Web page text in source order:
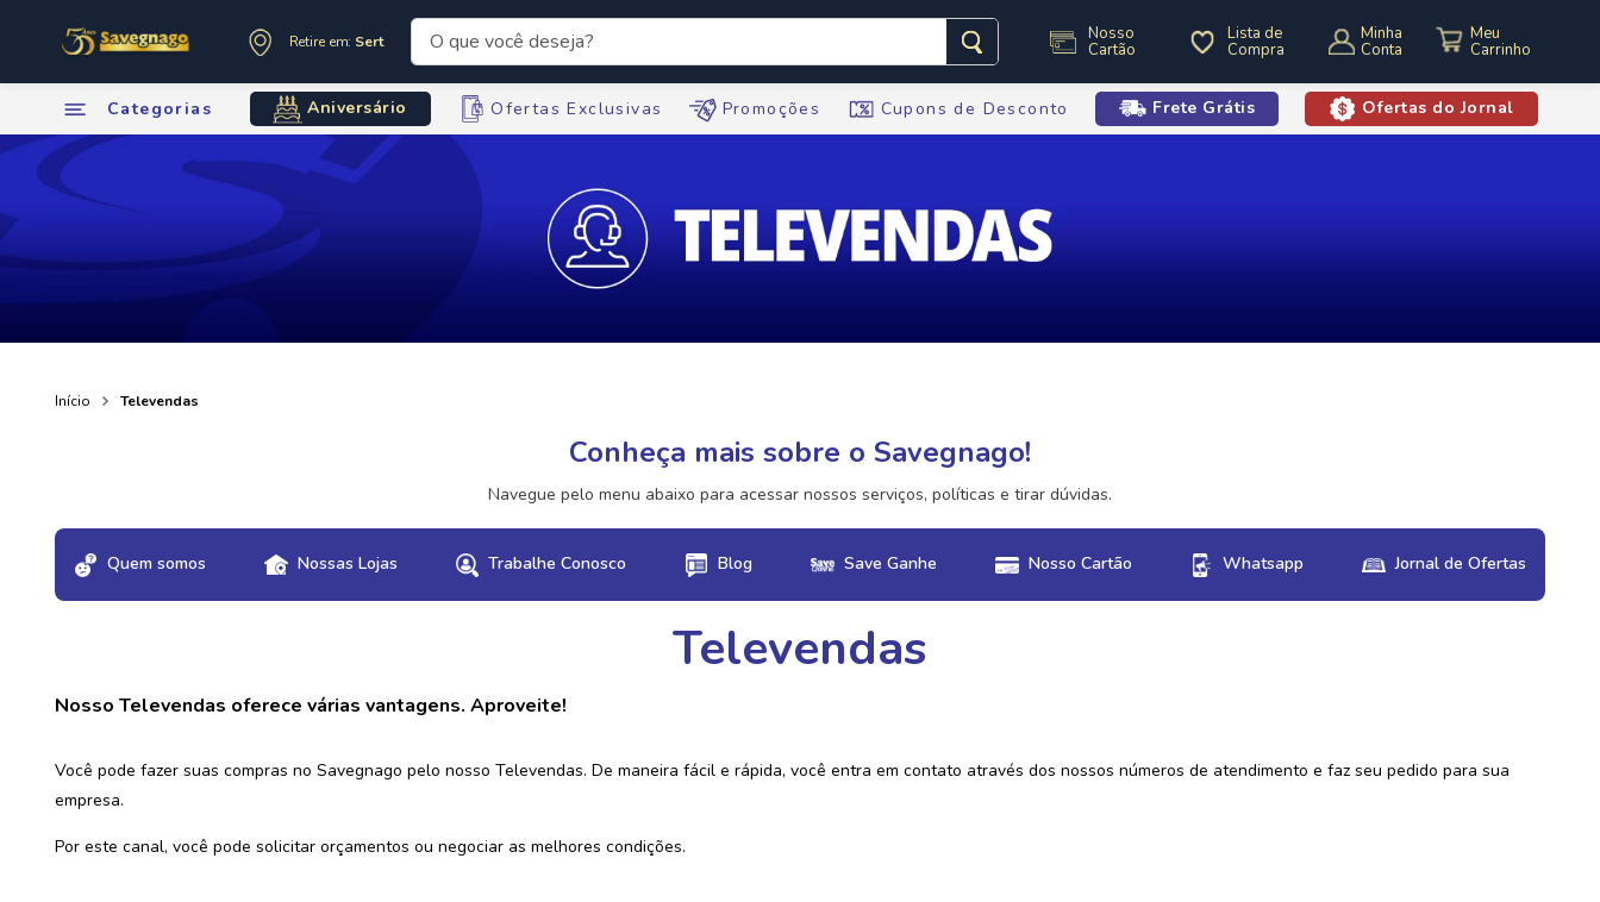
Retire em: Sertãozinho
O que você deseja? Nosso
Cartão
Lista de
Compra
Minha
Conta
Categorias Aniversário Ofertas Exclusivas Promoções Cupons de Desconto Frete Grátis Ofertas do Jornal
Início Televendas
Conheça mais sobre o Savegnago!
Navegue pelo menu abaixo para acessar nossos serviços, políticas e tirar dúvidas.
Quem somos Nossas Lojas Trabalhe Conosco Blog Save Ganhe Nosso Cartão Whatsapp Jornal de Ofertas
Televendas
Nosso Televendas oferece várias vantagens. Aproveite!
Você pode fazer suas compras no Savegnago pelo nosso Televendas. De maneira fácil e rápida, você entra em contato através dos nossos números de atendimento e faz seu pedido para sua
empresa.
Por este canal, você pode solicitar orçamentos ou negociar as melhores condições.
Termos mais buscados
leite
cerveja